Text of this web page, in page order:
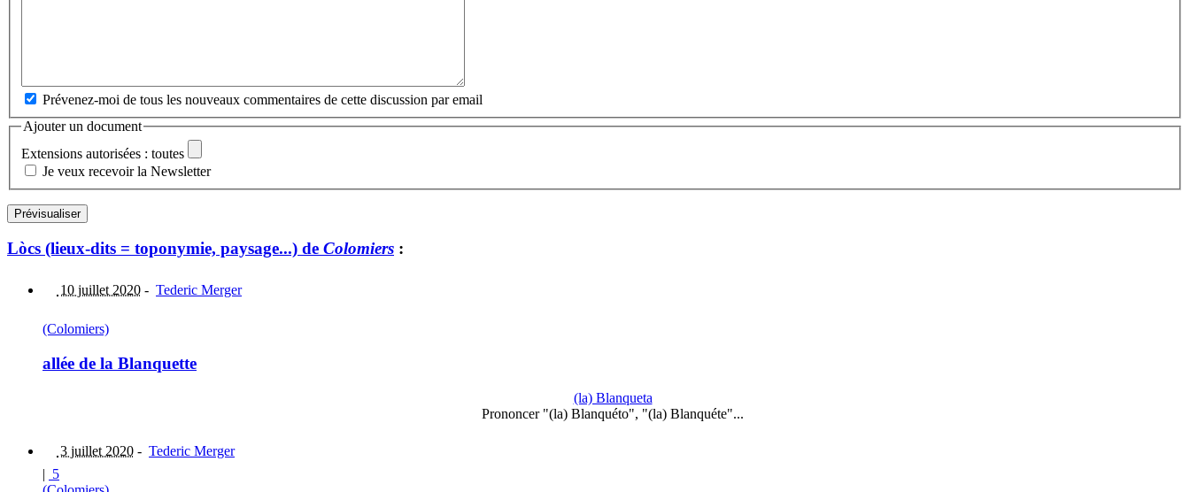
Prévenez-moi de tous les nouveaux commentaires de cette discussion par email
Ajouter un document
Extensions autorisées : toutes
Je veux recevoir la Newsletter
Lòcs (lieux-dits = toponymie, paysage...) de Colomiers :
10 juillet 2020 - Tederic Merger
(Colomiers)
allée de la Blanquette
(la) Blanqueta
Prononcer "(la) Blanquéto", "(la) Blanquéte"...
3 juillet 2020 - Tederic Merger
| 5